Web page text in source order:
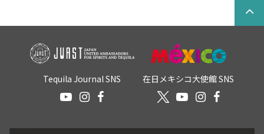
Tequila Journal SNS 在日メキシコ大使館 SNS